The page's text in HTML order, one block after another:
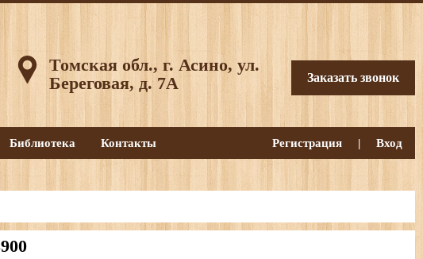
Библиотека Контакты Регистрация | Вход
Томская обл., г. Асино, ул.
Береговая, д. 7А
Заказать звонок